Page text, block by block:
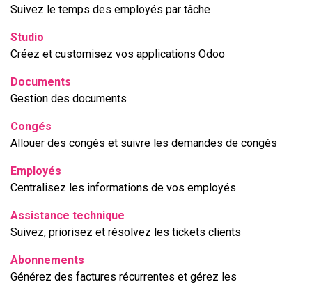
Suivez le temps des employés par tâche
Studio
Créez et customisez vos applications Odoo
Documents
Gestion des documents
Congés
Allouer des congés et suivre les demandes de congés
Employés
Centralisez les informations de vos employés
Assistance technique
Suivez, priorisez et résolvez les tickets clients
Abonnements
Générez des factures récurrentes et gérez les